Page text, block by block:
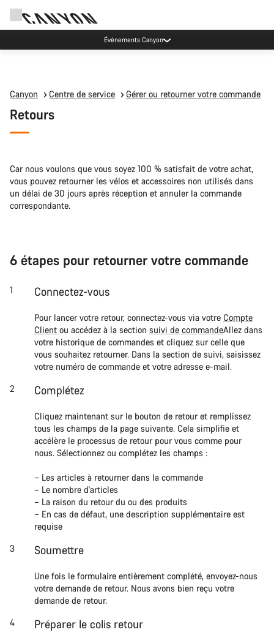
Événements Canyon
Canyon Centre de service Gérer ou retourner votre commande
Retours
Car nous voulons que vous soyez 100 % satisfait de votre achat,
vous pouvez retourner les vélos et accessoires non utilisés dans
un délai de 30 jours après réception et annuler la commande
correspondante.
6 étapes pour retourner votre commande
Connectez-vous
Pour lancer votre retour, connectez-vous via votre Compte
Client ou accédez à la section suivi de commandeAllez dans
votre historique de commandes et cliquez sur celle que
vous souhaitez retourner. Dans la section de suivi, saisissez
votre numéro de commande et votre adresse e-mail.
Complétez
Cliquez maintenant sur le bouton de retour et remplissez
tous les champs de la page suivante. Cela simplifie et
accélère le processus de retour pour vous comme pour
nous. Sélectionnez ou complétez les champs :
– Les articles à retourner dans la commande
– Le nombre d'articles
– La raison du retour du ou des produits
– En cas de défaut, une description supplémentaire est
requise
Soumettre
Une fois le formulaire entièrement complété, envoyez-nous
votre demande de retour. Nous avons bien reçu votre
demande de retour.
Préparer le colis retour